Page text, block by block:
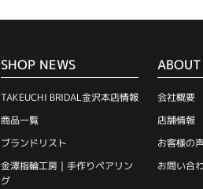
SHOP NEWS
TAKEUCHI BRIDAL金沢本店情報
商品一覧
ブランドリスト
金澤指輪工房｜手作りペアリン
グ
ABOUT
会社概要
店舗情報
お客様の
お問い合